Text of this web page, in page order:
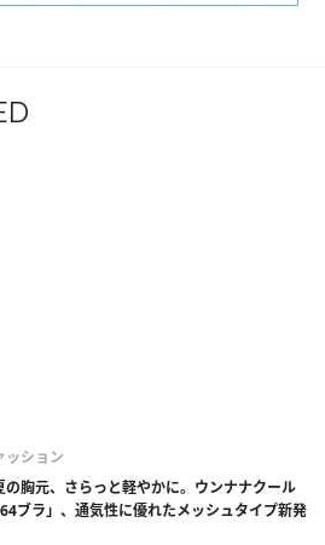
ッション
の胸元、さらっと軽やかに。ウンナナクール
ブラ」、通気性に優れたメッシュタイプ新発